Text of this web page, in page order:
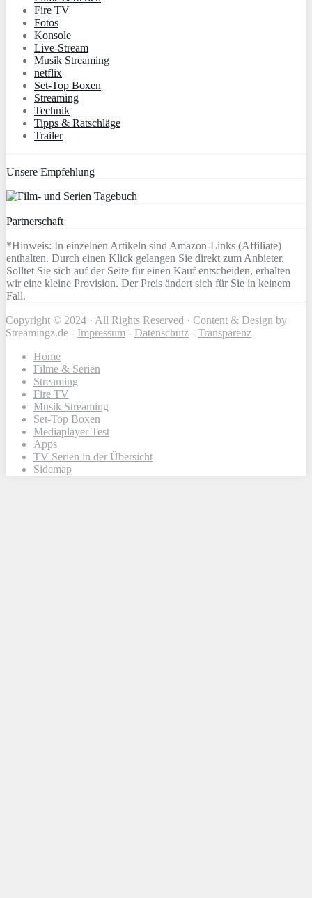
Fire TV
Fotos
Konsole
Live-Stream
Musik Streaming
netflix
Set-Top Boxen
Streaming
Technik
Tipps & Ratschläge
Trailer
Unsere Empfehlung
Partnerschaft
*Hinweis: In einzelnen Artikeln sind Amazon-Links (Affiliate)
enthalten. Durch einen Klick gelangen Sie direkt zum Anbieter.
Solltet Sie sich auf der Seite für einen Kauf entscheiden, erhalten
wir eine kleine Provision. Der Preis ändert sich für Sie in keinem
Fall.
Copyright © 2024 · All Rights Reserved · Content & Design by
Streamingz.de - Impressum - Datenschutz - Transparenz
Home
Filme & Serien
Streaming
Fire TV
Musik Streaming
Set-Top Boxen
Mediaplayer Test
Apps
TV Serien in der Übersicht
Sidemap